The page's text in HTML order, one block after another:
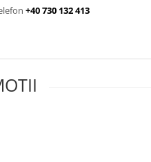
+40 730 132 413